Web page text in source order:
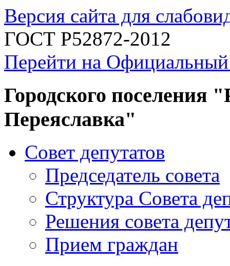
Версия сайта для
ГОСТ Р52872-2012
Перейти на
Городского поселения
Переяславка"
Совет депутатов
Председатель совета
Структура Совета
Решения совета
Прием граждан